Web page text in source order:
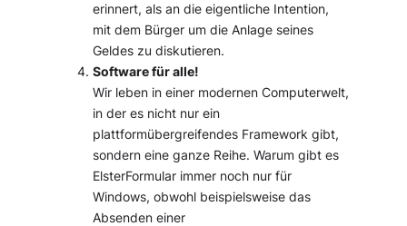
erinnert, als an die eigentliche Intention,
mit dem Bürger um die Anlage seines
Geldes zu diskutieren.
Software für alle!
Wir leben in einer modernen Computerwelt,
in der es nicht nur ein
plattformübergreifendes Framework gibt,
sondern eine ganze Reihe. Warum gibt es
ElsterFormular immer noch nur für
Windows, obwohl beispielsweise das
Absenden einer